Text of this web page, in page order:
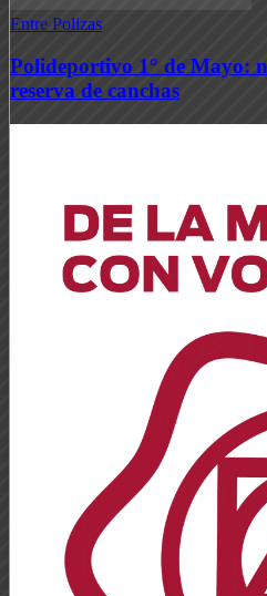
Entre Polizas
Polideportivo 1° de Mayo:
reserva de canchas